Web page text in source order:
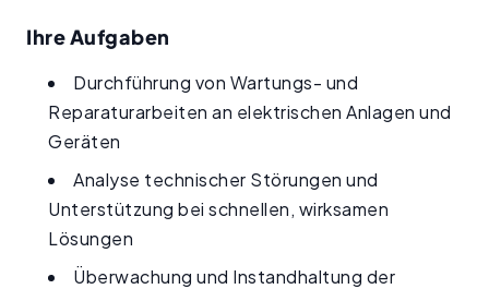
Ihre Aufgaben
Durchführung von Wartungs- und
Reparaturarbeiten an elektrischen Anlagen und
Geräten
Analyse technischer Störungen und
Unterstützung bei schnellen, wirksamen
Lösungen
Überwachung und Instandhaltung der